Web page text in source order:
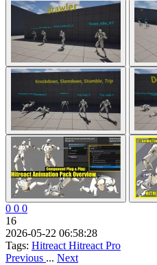
0 0 0
16
2026-05-22 06:58:28
Tags: Hitreact Hitreact Pro
Previous ... Next